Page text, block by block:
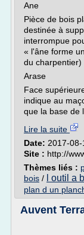
Ane
Pièce de bois
destinée à
interrompue
« l'âne forme
du charpentier)
Arase
Face
indique au
que la base de
Lire la suite
Date: 2017-
Site : http://
Thèmes liés :
bois / l outil a
plan d un
Auvent